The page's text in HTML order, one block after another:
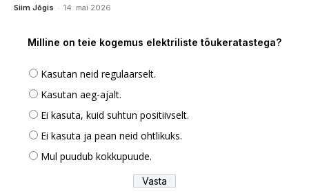
Siim Jõgis - 14. mai 2026
Milline on teie kogemus elektriliste tõukeratastega?
Kasutan neid regulaarselt.
Kasutan aeg-ajalt.
Ei kasuta, kuid suhtun positiivselt.
Ei kasuta ja pean neid ohtlikuks.
Mul puudub kokkupuude.